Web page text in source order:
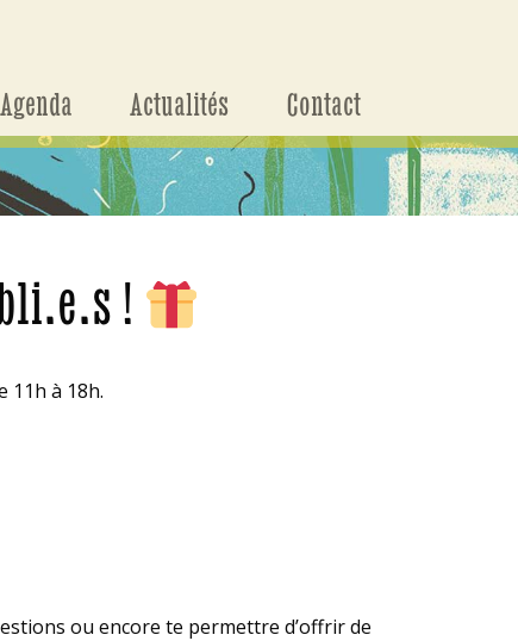
Agenda Actualités Contact
!
11h à 18h.
ou encore te permettre d’offrir de